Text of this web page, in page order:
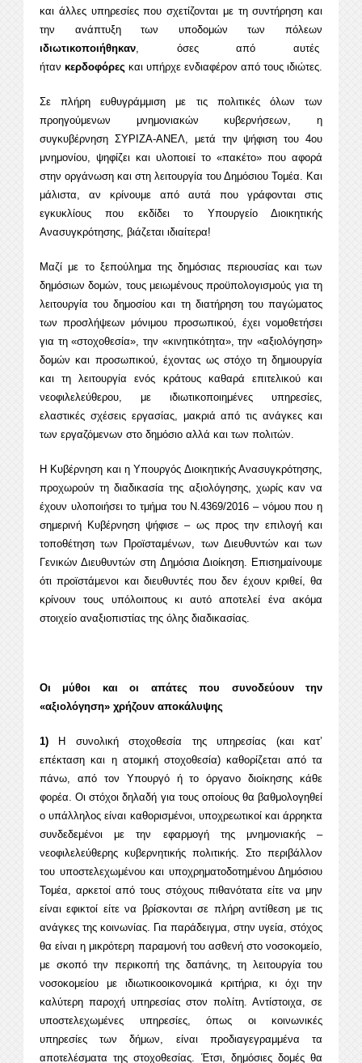
και άλλες υπηρεσίες που σχετίζονται με τη συντήρηση και
την ανάπτυξη των υποδομών των πόλεων
ιδιωτικοποιήθηκαν, όσες από αυτές
ήταν κερδοφόρες και υπήρχε ενδιαφέρον από τους ιδιώτες.
Σε πλήρη ευθυγράμμιση με τις πολιτικές όλων των
προηγούμενων μνημονιακών κυβερνήσεων, η
συγκυβέρνηση ΣΥΡΙΖΑ-ΑΝΕΛ, μετά την ψήφιση του 4ου
μνημονίου, ψηφίζει και υλοποιεί το «πακέτο» που αφορά
στην οργάνωση και στη λειτουργία του Δημόσιου Τομέα. Και
μάλιστα, αν κρίνουμε από αυτά που γράφονται στις
εγκυκλίους που εκδίδει το Υπουργείο Διοικητικής
Ανασυγκρότησης, βιάζεται ιδιαίτερα!
Μαζί με το ξεπούλημα της δημόσιας περιουσίας και των
δημόσιων δομών, τους μειωμένους προϋπολογισμούς για τη
λειτουργία του δημοσίου και τη διατήρηση του παγώματος
των προσλήψεων μόνιμου προσωπικού, έχει νομοθετήσει
για τη «στοχοθεσία», την «κινητικότητα», την «αξιολόγηση»
δομών και προσωπικού, έχοντας ως στόχο τη δημιουργία
και τη λειτουργία ενός κράτους καθαρά επιτελικού και
νεοφιλελεύθερου, με ιδιωτικοποιημένες υπηρεσίες,
ελαστικές σχέσεις εργασίας, μακριά από τις ανάγκες και
των εργαζόμενων στο δημόσιο αλλά και των πολιτών.
Η Κυβέρνηση και η Υπουργός Διοικητικής Ανασυγκρότησης,
προχωρούν τη διαδικασία της αξιολόγησης, χωρίς καν να
έχουν υλοποιήσει το τμήμα του Ν.4369/2016 – νόμου που η
σημερινή Κυβέρνηση ψήφισε – ως προς την επιλογή και
τοποθέτηση των Προϊσταμένων, των Διευθυντών και των
Γενικών Διευθυντών στη Δημόσια Διοίκηση. Επισημαίνουμε
ότι προϊστάμενοι και διευθυντές που δεν έχουν κριθεί, θα
κρίνουν τους υπόλοιπους κι αυτό αποτελεί ένα ακόμα
στοιχείο αναξιοπιστίας της όλης διαδικασίας.
Οι μύθοι και οι απάτες που συνοδεύουν την
«αξιολόγηση» χρήζουν αποκάλυψης
1)
Η συνολική στοχοθεσία της υπηρεσίας (και κατ’
επέκταση και η ατομική στοχοθεσία) καθορίζεται από τα
πάνω, από τον Υπουργό ή το όργανο διοίκησης κάθε
φορέα. Οι στόχοι δηλαδή για τους οποίους θα βαθμολογηθεί
ο υπάλληλος είναι καθορισμένοι, υποχρεωτικοί και άρρηκτα
συνδεδεμένοι με την εφαρμογή της μνημονιακής –
νεοφιλελεύθερης κυβερνητικής πολιτικής. Στο περιβάλλον
του υποστελεχωμένου και υποχρηματοδοτημένου Δημόσιου
Τομέα, αρκετοί από τους στόχους πιθανότατα είτε να μην
είναι εφικτοί είτε να βρίσκονται σε πλήρη αντίθεση με τις
ανάγκες της κοινωνίας. Για παράδειγμα, στην υγεία, στόχος
θα είναι η μικρότερη παραμονή του ασθενή στο νοσοκομείο,
με σκοπό την περικοπή της δαπάνης, τη λειτουργία του
νοσοκομείου με ιδιωτικοοικονομικά κριτήρια, κι όχι την
καλύτερη παροχή υπηρεσίας στον πολίτη. Αντίστοιχα, σε
υποστελεχωμένες υπηρεσίες, όπως οι κοινωνικές
υπηρεσίες των δήμων, είναι προδιαγεγραμμένα τα
αποτελέσματα της στοχοθεσίας. Έτσι, δημόσιες δομές θα